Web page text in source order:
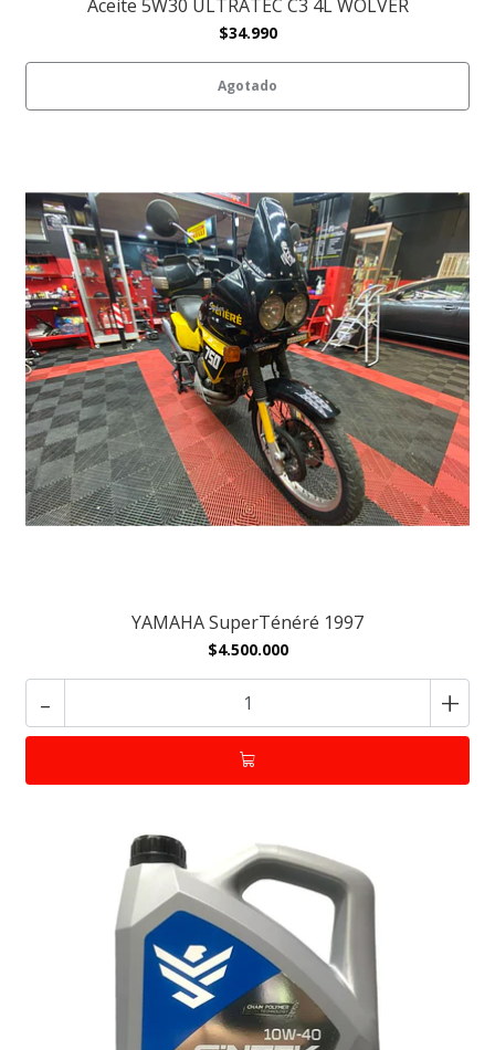
Aceite 5W30 ULTRATEC C3 4L WOLVER
$34.990
Agotado
YAMAHA SuperTénéré 1997
$4.500.000
- +